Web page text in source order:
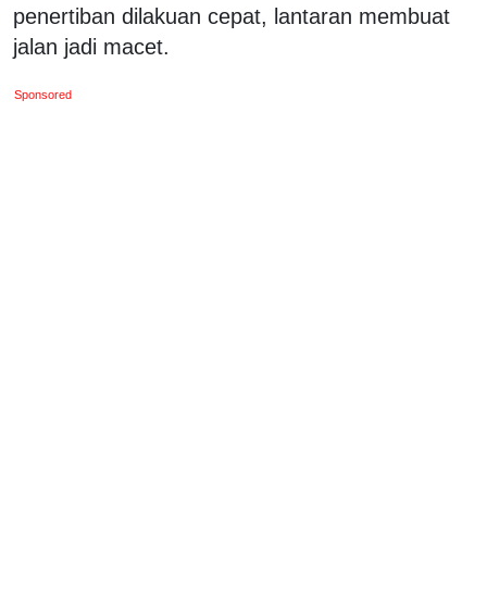
penertiban dilakuan cepat, lantaran membuat
jalan jadi macet.
Sponsored